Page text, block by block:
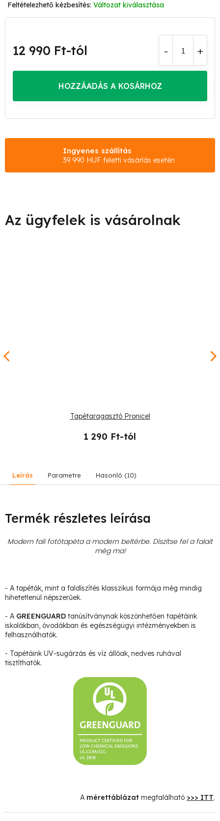
Változat kiválasztása
12 990 Ft-tól
HOZZÁADÁS A KOSÁRHOZ
Ingyenes szállítás
39 990 HUF feletti vásárlás esetén
Tapétaragasztó Pronicel
1 290 Ft-tól
Leírás Parametre Hasonló (10)
Termék részletes leírása
Modern fali fotótapéta a modern beltérbe. Díszítse fel a falait
még ma!
- A tapéták, mint a faldíszítés klasszikus formája még mindig
hihetetlenül népszerűek.
- A GREENGUARD tanúsítványnak köszönhetően tapétáink
iskolákban, óvodákban és egészségügyi intézményekben is
felhasználhatók.
- Tapétáink UV-sugárzás és víz állóak, nedves ruhával
tisztíthatók.
A mérettáblázat megtalálható >>> ITT.